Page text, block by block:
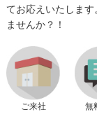
てお応えいたしま
ませんか？！
ご来社 無